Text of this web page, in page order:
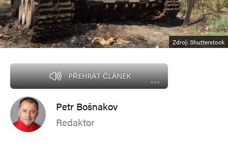
Zdroj: Shutterstock
PŘEHRÁT ČLÁNEK
Petr Bošnakov
Redaktor